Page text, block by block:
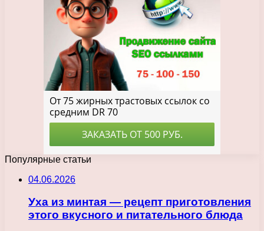
Популярные статьи
04.06.2026
Уха из минтая — рецепт приготовления
этого вкусного и питательного блюда